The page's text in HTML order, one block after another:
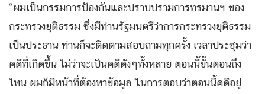
“ผมเป็นกรรมการป้องกันและปราบปรามการทรมานฯ ของ
กระทรวงยุติธรรม ซึ่งมีท่านรัฐมนตรีว่าการกระทรวงยุติธรรม
เป็นประธาน ท่านก็จะติดตามสอบถามทุกครั้ง เวลาประชุมว่า
คดีที่เกิดขึ้น ไม่ว่าจะเป็นคดีดังๆทั้งหลาย ตอนนี้ขั้นตอนถึง
ไหน ผมก็มีหน้าที่ต้องหาข้อมูล ในการตอบว่าตอนนี้คดีอยู่